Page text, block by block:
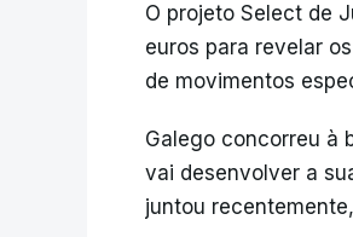
O projeto Select de
euros para revelar
de movimentos
Galego concorreu à
vai desenvolver a
juntou